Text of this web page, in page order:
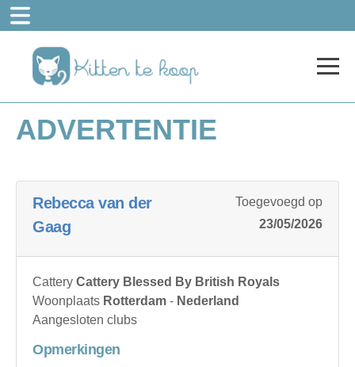
ADVERTENTIE
Rebecca van der
Gaag
Toegevoegd op
23/05/2026
Cattery Cattery Blessed By British Royals
Woonplaats Rotterdam - Nederland
Aangesloten clubs
Opmerkingen